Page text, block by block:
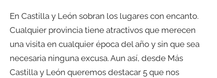
En Castilla y León sobran los lugares con encanto.
Cualquier provincia tiene atractivos que merecen
una visita en cualquier época del año y sin que sea
necesaria ninguna excusa. Aun así, desde Más
Castilla y León queremos destacar 5 que nos